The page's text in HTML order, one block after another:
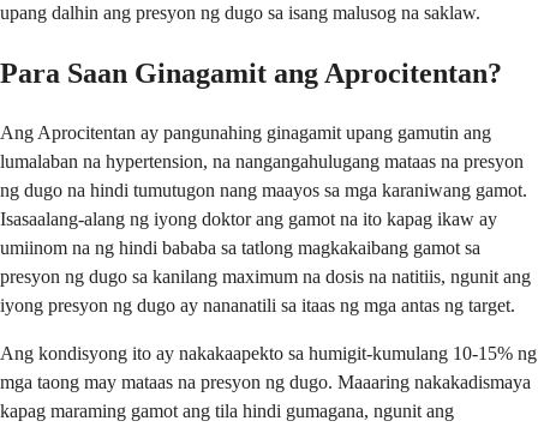
upang dalhin ang presyon ng dugo sa isang malusog na saklaw.
Para Saan Ginagamit ang Aprocitentan?
Ang Aprocitentan ay pangunahing ginagamit upang gamutin ang
lumalaban na hypertension, na nangangahulugang mataas na presyon
ng dugo na hindi tumutugon nang maayos sa mga karaniwang gamot.
Isasaalang-alang ng iyong doktor ang gamot na ito kapag ikaw ay
umiinom na ng hindi bababa sa tatlong magkakaibang gamot sa
presyon ng dugo sa kanilang maximum na dosis na natitiis, ngunit ang
iyong presyon ng dugo ay nananatili sa itaas ng mga antas ng target.
Ang kondisyong ito ay nakakaapekto sa humigit-kumulang 10-15% ng
mga taong may mataas na presyon ng dugo. Maaaring nakakadismaya
kapag maraming gamot ang tila hindi gumagana, ngunit ang